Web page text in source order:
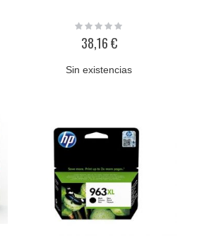
Rating:
38,16 €
Sin existencias